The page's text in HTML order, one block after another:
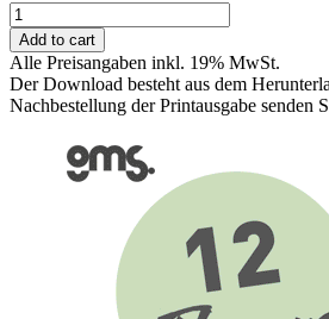
Wir
starten
mit
einem
Feuerwerk
an
Add to cart
Alle Preisangaben inkl. 19% MwSt.
Der Download besteht aus dem
Nachbestellung der Printausgabe senden